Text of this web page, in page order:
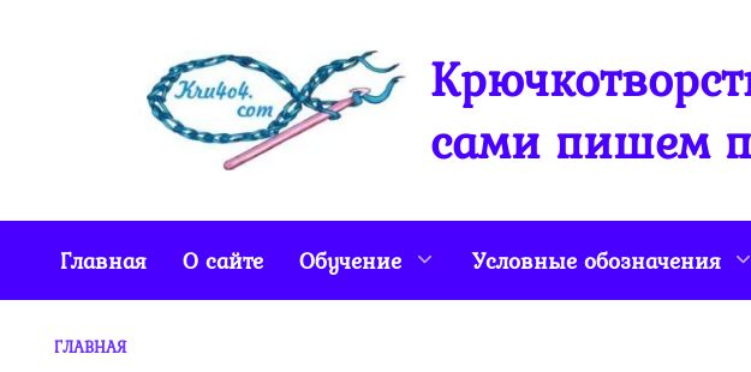
сами пишем
Главная О сайте Обучение Условные обозначения
ГЛАВНАЯ